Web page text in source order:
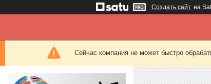
Создать сайт на
Сейчас компания не может быстро